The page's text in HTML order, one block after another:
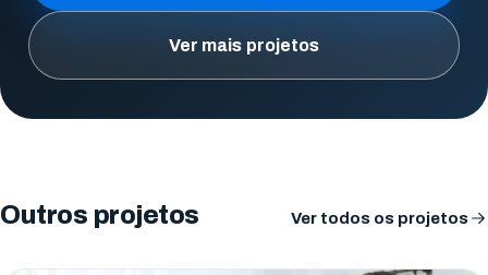
Ver mais projetos
Outros projetos Ver todos os projetos